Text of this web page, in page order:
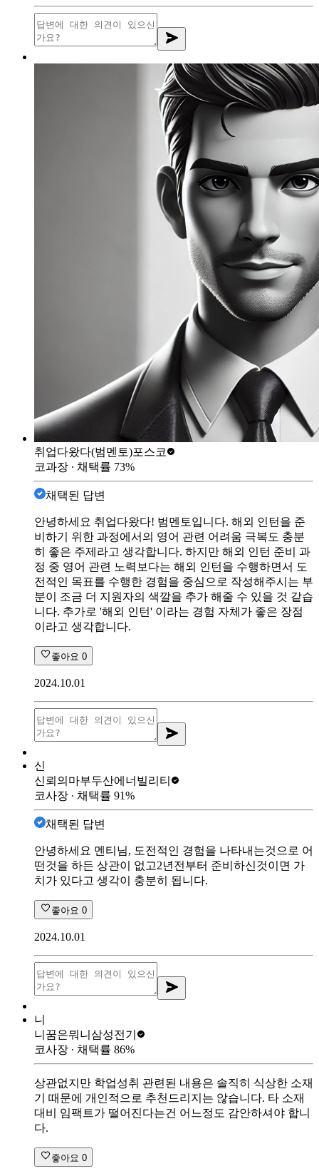
취업다왔다(범멘토)포스코
코과장 ∙ 채택률 73%
채택된 답변
안녕하세요 취업다왔다! 범멘토입니다. 해외 인턴을 준
비하기 위한 과정에서의 영어 관련 어려움 극복도 충분
히 좋은 주제라고 생각합니다. 하지만 해외 인턴 준비 과
정 중 영어 관련 노력보다는 해외 인턴을 수행하면서 도
전적인 목표를 수행한 경험을 중심으로 작성해주시는 부
분이 조금 더 지원자의 색깔을 추가 해줄 수 있을 것 같습
니다. 추가로 '해외 인턴' 이라는 경험 자체가 좋은 장점
이라고 생각합니다.
좋아요 0
2024.10.01
신
신뢰의마부두산에너빌리티
코사장 ∙ 채택률 91%
채택된 답변
안녕하세요 멘티님, 도전적인 경험을 나타내는것으로 어
떤것을 하든 상관이 없고2년전부터 준비하신것이면 가
치가 있다고 생각이 충분히 됩니다.
좋아요 0
2024.10.01
니
니꿈은뭐니 삼성전기
코사장 ∙ 채택률 86%
상관없지만 학업성취 관련된 내용은 솔직히 식상한 소재
기 때문에 개인적으로 추천드리지는 않습니다. 타 소재
대비 임팩트가 떨어진다는건 어느정도 감안하셔야 합니
다.
좋아요 0